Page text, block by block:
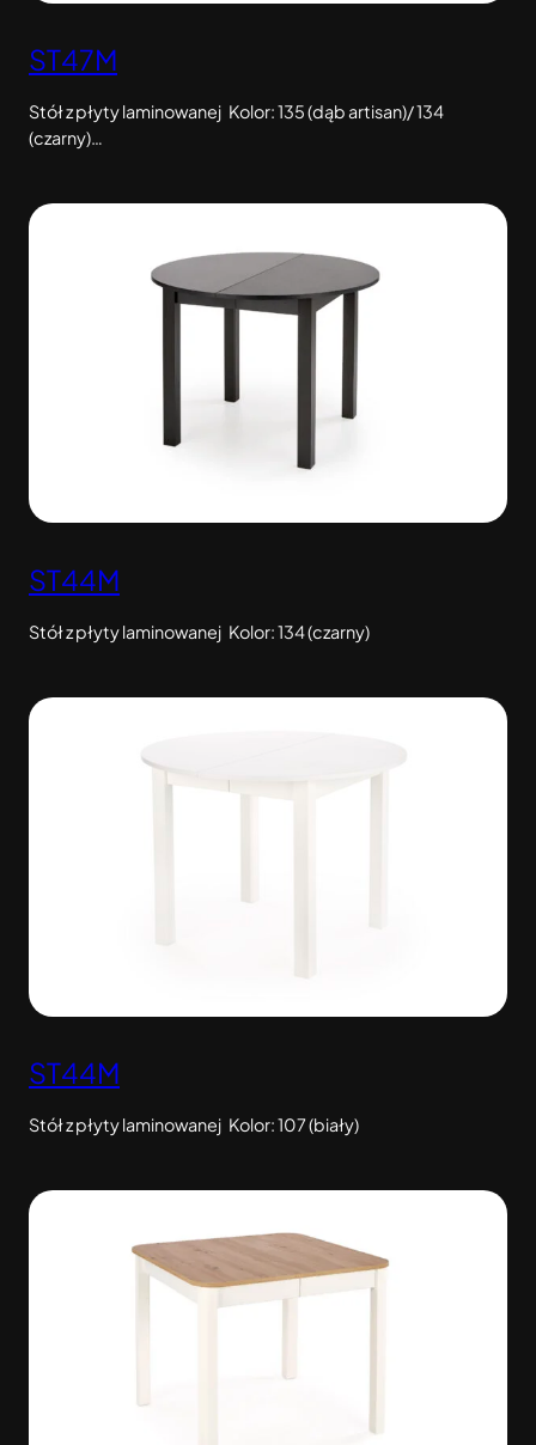
ST47M
Stół z płyty laminowanej Kolor: 135 (dąb artisan)/ 134
(czarny)…
ST44M
Stół z płyty laminowanej Kolor: 134 (czarny)
ST44M
Stół z płyty laminowanej Kolor: 107 (biały)